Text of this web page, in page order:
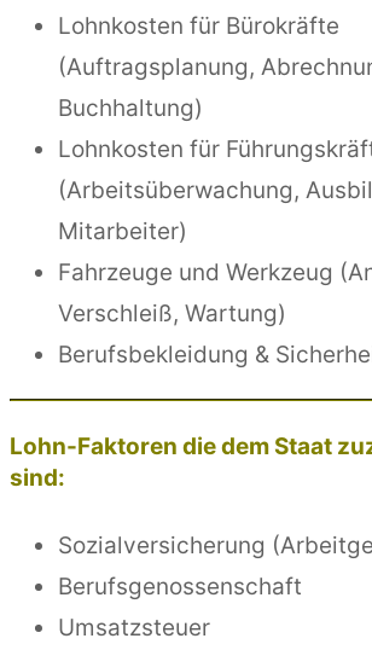
Lohnkosten für Bürokräfte
(Auftragsplanung,
Buchhaltung)
Lohnkosten für
(Arbeitsüberwachung,
Mitarbeiter)
Fahrzeuge und Werkzeug
Verschleiß, Wartung)
Berufsbekleidung &
Lohn-Faktoren die dem Staat
sind:
Sozialversicherung
Berufsgenossenschaft
Umsatzsteuer